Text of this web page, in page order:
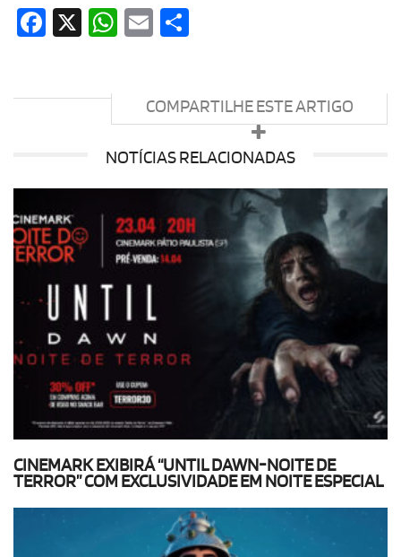
Facebook
X WhatsApp
Email
COMPARTILHE ESTE ARTIGO
NOTÍCIAS RELACIONADAS
CINEMARK EXIBIRÁ “UNTIL DAWN-NOITE DE
TERROR” COM EXCLUSIVIDADE EM NOITE ESPECIAL